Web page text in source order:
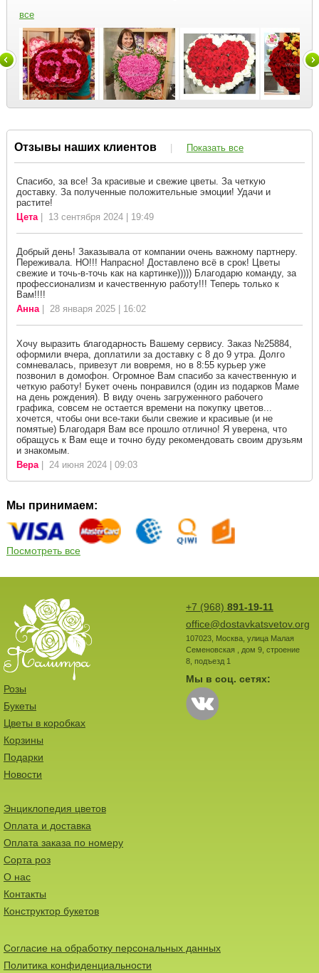
все
Отзывы наших клиентов | Показать все
Спасибо, за все! За красивые и свежие цветы. За четкую
доставку. За полученные положительные эмоции! Удачи и
растите!
Цета| 13 сентября 2024 | 19:49
Добрый день! Заказывала от компании очень важному партнеру.
Переживала. НО!!! Напрасно! Доставлено всё в срок! Цветы
свежие и точь-в-точь как на картинке))))) Благодарю команду, за
профессионализм и качественную работу!!! Теперь только к
Вам!!!!
Анна| 28 января 2025 | 16:02
Хочу выразить благодарность Вашему сервису. Заказ №25884,
оформили вчера, доплатили за доставку с 8 до 9 утра. Долго
сомневалась, привезут ли вовремя, но в 8:55 курьер уже
позвонил в домофон. Огромное Вам спасибо за качественную и
четкую работу! Букет очень понравился (один из подарков Маме
на день рождения). В виду очень загруженного рабочего
графика, совсем не остается времени на покупку цветов...
хочется, чтобы они все-таки были свежие и красивые (и не
помятые) Благодаря Вам все прошло отлично! Я уверена, что
обращусь к Вам еще и точно буду рекомендовать своим друзьям
и знакомым.
Вера| 24 июня 2024 | 09:03
Мы принимаем:
Посмотреть все
+7 (968) 891-19-11
office@dostavkatsvetov.org
107023, Москва, улица Малая
Семеновская , дом 9, строение
8, подъезд 1
Мы в соц. сетях:
Розы
Букеты
Цветы в коробках
Корзины
Подарки
Новости
Энциклопедия цветов
Оплата и доставка
Оплата заказа по номеру
Сорта роз
О нас
Контакты
Конструктор букетов
Согласие на обработку персональных данных
Политика конфиденциальности